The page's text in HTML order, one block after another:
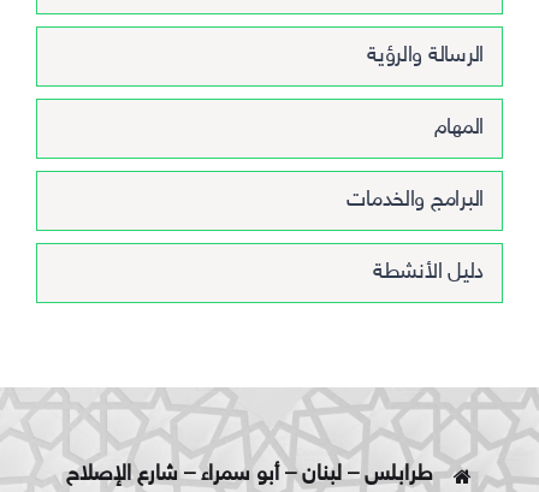
الرسالة والرؤية
المهام
البرامج والخدمات
دليل الأنشطة
طرابلس – لبنان – أبو سمراء – شارع الإصلاح